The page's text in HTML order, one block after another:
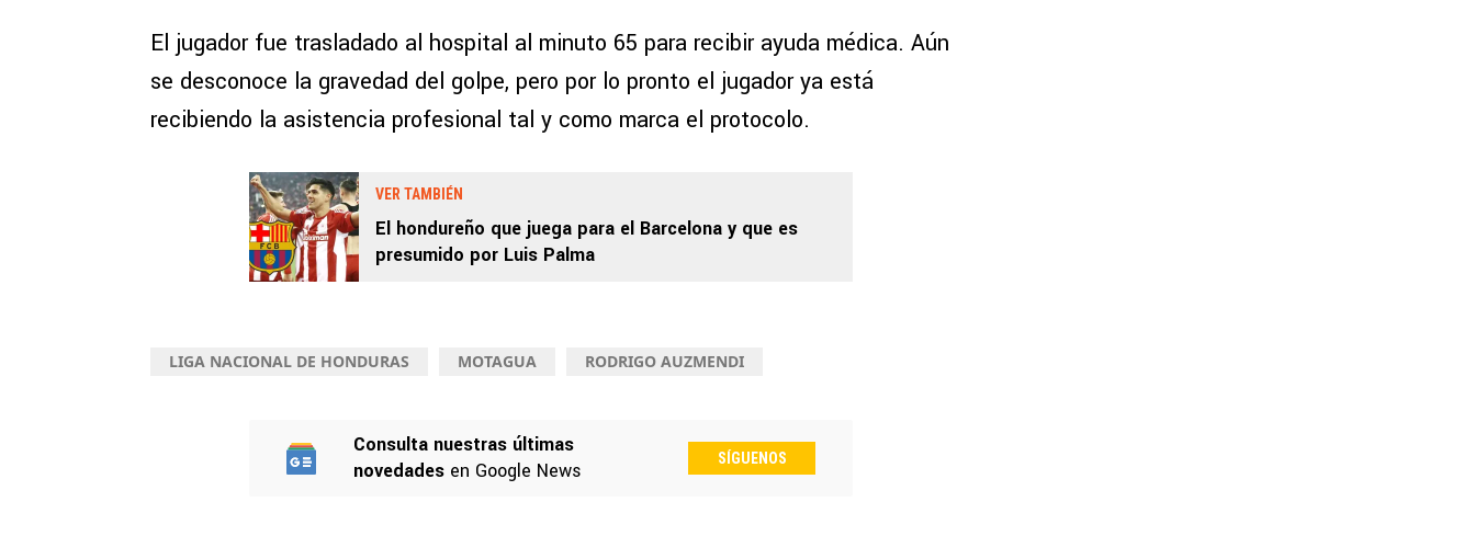
El jugador fue trasladado al hospital al minuto 65 para recibir ayuda médica. Aún
se desconoce la gravedad del golpe, pero por lo pronto el jugador ya está
recibiendo la asistencia profesional tal y como marca el protocolo.
VER TAMBIÉN
El hondureño que juega para el Barcelona y que es
presumido por Luis Palma
LIGA NACIONAL DE HONDURAS MOTAGUA RODRIGO AUZMENDI
Consulta nuestras últimas
novedades en Google News
SÍGUENOS